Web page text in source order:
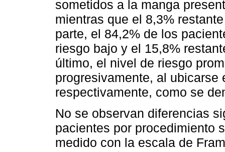
sometidos a la manga
mientras que el 8,3%
parte, el 84,2% de los
riesgo bajo y el 15,8%
último, el nivel de riesgo
progresivamente, al ubicarse
respectivamente, como se
No se observan diferencias
pacientes por procedimiento
medido con la escala de